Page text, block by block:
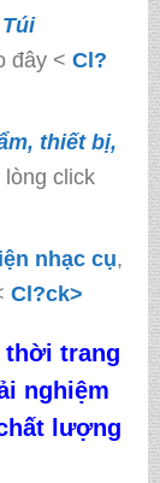
đây < Cl?
thiết bị,
click
nhạc cụ,
Cl?ck>
thời trang
nghiệm
lượng